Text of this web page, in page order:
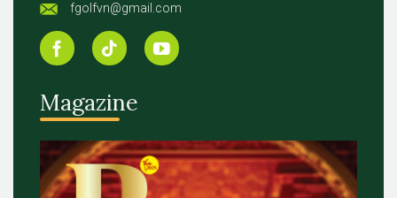
fgolfvn@gmail.com
Magazine